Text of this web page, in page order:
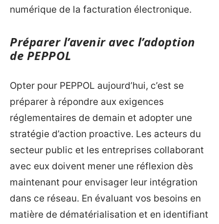
numérique de la facturation électronique.
Préparer l’avenir avec l’adoption
de PEPPOL
Opter pour PEPPOL aujourd’hui, c’est se
préparer à répondre aux exigences
réglementaires de demain et adopter une
stratégie d’action proactive. Les acteurs du
secteur public et les entreprises collaborant
avec eux doivent mener une réflexion dès
maintenant pour envisager leur intégration
dans ce réseau. En évaluant vos besoins en
matière de dématérialisation et en identifiant